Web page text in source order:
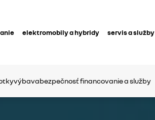
elektromobily a hybridy servis a služby
výbavabezpečnosťfinancovanie a služby​